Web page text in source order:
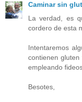
Caminar sin
La verdad, es
cordero de esta
Intentaremos
contienen
empleando
Besotes,